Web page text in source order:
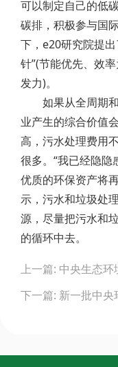
可以制定自己的低
碳排，积极参与国
下，e20研究院提出
针”(节能优先、效
发力)。
如果从全周期和
业产生的综合价值
高，污水处理费用
很多。“我已经隐隐
优质的环保资产将
示，污水和垃圾处
源，尽量把污水和
的循环中去。
navigation